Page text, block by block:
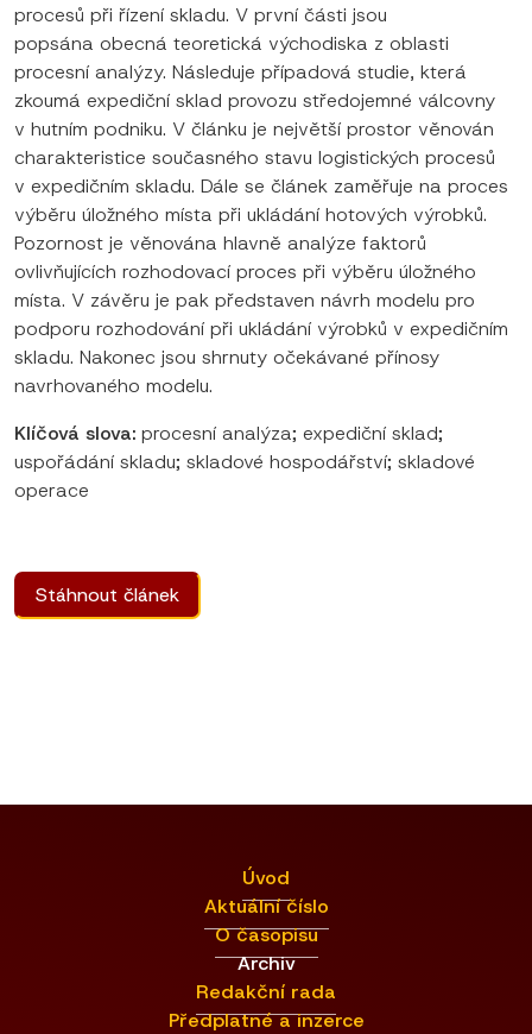
procesů při řízení skladu. V první části jsou
popsána obecná teoretická východiska z oblasti
procesní analýzy. Následuje případová studie, která
zkoumá expediční sklad provozu středojemné válcovny
v hutním podniku. V článku je největší prostor věnován
charakteristice současného stavu logistických procesů
v expedičním skladu. Dále se článek zaměřuje na proces
výběru úložného místa při ukládání hotových výrobků.
Pozornost je věnována hlavně analýze faktorů
ovlivňujících rozhodovací proces při výběru úložného
místa. V závěru je pak představen návrh modelu pro
podporu rozhodování při ukládání výrobků v expedičním
skladu. Nakonec jsou shrnuty očekávané přínosy
navrhovaného modelu.
Klíčová slova: procesní analýza; expediční sklad;
uspořádání skladu; skladové hospodářství; skladové
operace
Stáhnout článek
Úvod
Aktuální číslo
O časopisu
Archiv
Redakční rada
Předplatné a inzerce